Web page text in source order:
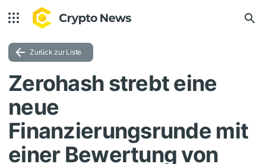
Zurück zur Liste
Zerohash strebt eine
neue
Finanzierungsrunde mit
einer Bewertung von